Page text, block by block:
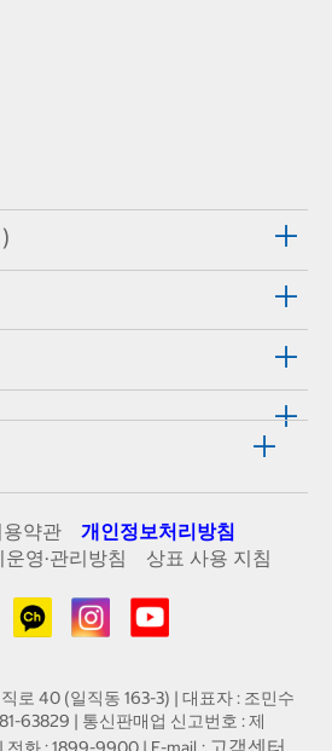
용약관
개인정보처리방침
영·관리방침
상표 사용 지침
로 40 (일직동 163-3) | 대표자 : 조민수
63829 | 통신판매업 신고번호 : 제